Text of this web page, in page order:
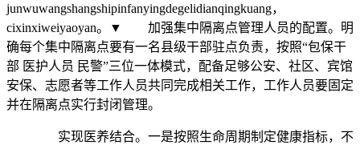
junwuwangshangshipinfanyingdegelidianqingkuang，
cixinxiweiyaoyan。▼ 加强集中隔离点管理人员的配置。明
确每个集中隔离点要有一名县级干部驻点负责，按照“包保干
部 医护人员 民警”三位一体模式，配备足够公安、社区、宾馆
安保、志愿者等工作人员共同完成相关工作，工作人员要固定
并在隔离点实行封闭管理。
实现医养结合。一是按照生命周期制定健康指标，不